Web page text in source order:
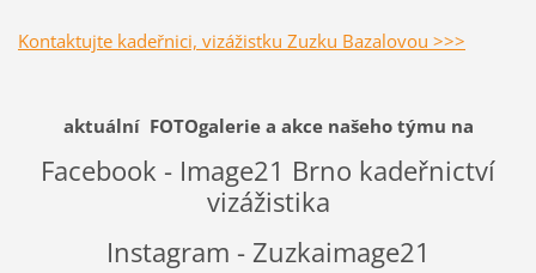
Kontaktujte kadeřnici, vizážistku Zuzku Bazalovou >>>
aktuální FOTOgalerie a akce našeho týmu na
Facebook - Image21 Brno kadeřnictví
vizážistika
Instagram - Zuzkaimage21